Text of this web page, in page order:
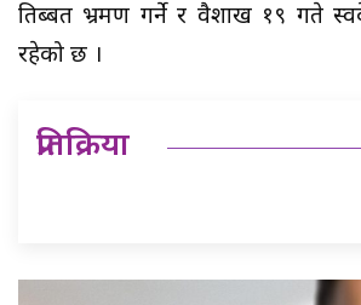
तिब्बत भ्रमण गर्ने र वैशाख १९ गते
रहेको छ ।
प्रतिक्रिया